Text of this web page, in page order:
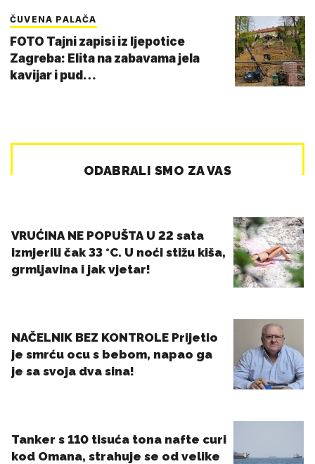
ČUVENA PALAČA
FOTO Tajni zapisi iz ljepotice
Zagreba: Elita na zabavama jela
kavijar i pud…